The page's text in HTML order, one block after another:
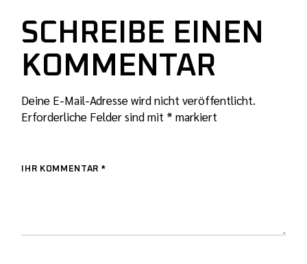
SCHREIBE EINEN
KOMMENTAR
Deine E-Mail-Adresse wird nicht veröffentlicht.
Erforderliche Felder sind mit * markiert
IHR KOMMENTAR *